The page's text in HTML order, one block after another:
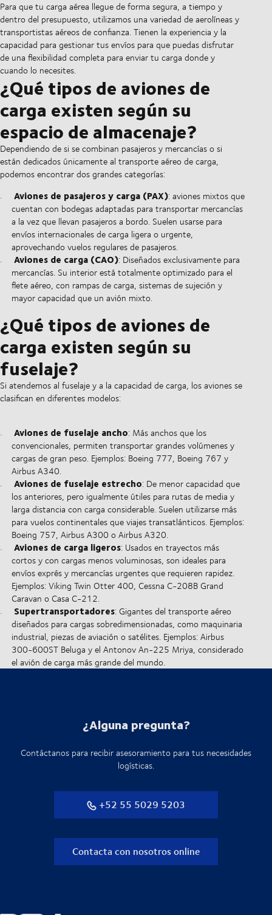
Para que tu carga aérea llegue de forma segura, a tiempo y
dentro del presupuesto, utilizamos una variedad de aerolíneas y
transportistas aéreos de confianza. Tienen la experiencia y la
capacidad para gestionar tus envíos para que puedas disfrutar
de una flexibilidad completa para enviar tu carga donde y
cuando lo necesites.
¿Qué tipos de aviones de
carga existen según su
espacio de almacenaje?
Dependiendo de si se combinan pasajeros y mercancías o si
están dedicados únicamente al transporte aéreo de carga,
podemos encontrar dos grandes categorías:
Aviones de pasajeros y carga (PAX): aviones mixtos que
cuentan con bodegas adaptadas para transportar mercancías
a la vez que llevan pasajeros a bordo. Suelen usarse para
envíos internacionales de carga ligera o urgente,
aprovechando vuelos regulares de pasajeros.
Aviones de carga (CAO): Diseñados exclusivamente para
mercancías. Su interior está totalmente optimizado para el
flete aéreo, con rampas de carga, sistemas de sujeción y
mayor capacidad que un avión mixto.
¿Qué tipos de aviones de
carga existen según su
fuselaje?
Si atendemos al fuselaje y a la capacidad de carga, los aviones se
clasifican en diferentes modelos:
Aviones de fuselaje ancho: Más anchos que los
convencionales, permiten transportar grandes volúmenes y
cargas de gran peso. Ejemplos: Boeing 777, Boeing 767 y
Airbus A340.
Aviones de fuselaje estrecho: De menor capacidad que
los anteriores, pero igualmente útiles para rutas de media y
larga distancia con carga considerable. Suelen utilizarse más
para vuelos continentales que viajes transatlánticos. Ejemplos:
Boeing 757, Airbus A300 o Airbus A320.
Aviones de carga ligeros: Usados en trayectos más
cortos y con cargas menos voluminosas, son ideales para
envíos exprés y mercancías urgentes que requieren rapidez.
Ejemplos: Viking Twin Otter 400, Cessna C-208B Grand
Caravan o Casa C-212.
Supertransportadores: Gigantes del transporte aéreo
diseñados para cargas sobredimensionadas, como maquinaria
industrial, piezas de aviación o satélites. Ejemplos: Airbus
300-600ST Beluga y el Antonov An-225 Mriya, considerado
el avión de carga más grande del mundo.
¿Alguna pregunta?
Contáctanos para recibir asesoramiento para tus necesidades
logísticas.
+52 55 5029 5203
Contacta con nosotros online